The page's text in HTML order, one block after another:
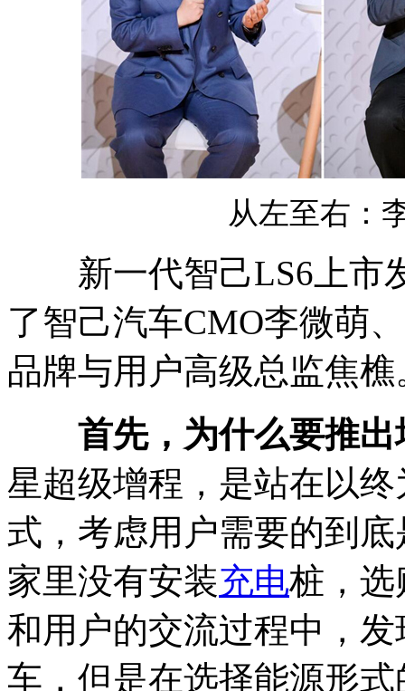
从左至右：
新一代智己LS6上市
了智己汽车CMO李微萌
品牌与用户高级总监焦樵
首先，为什么要推
星超级增程，是站在以
式，考虑用户需要的到
家里没有安装充电桩，选
和用户的交流过程中，
车，但是在选择能源形